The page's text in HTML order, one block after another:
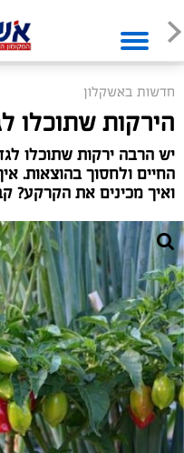
חדשות באשקלון
הירקות שתוכלו
יש הרבה ירקות שתוכלו
החיים ולחסוך בהוצאות.
ואיך מכינים את הקרקע?